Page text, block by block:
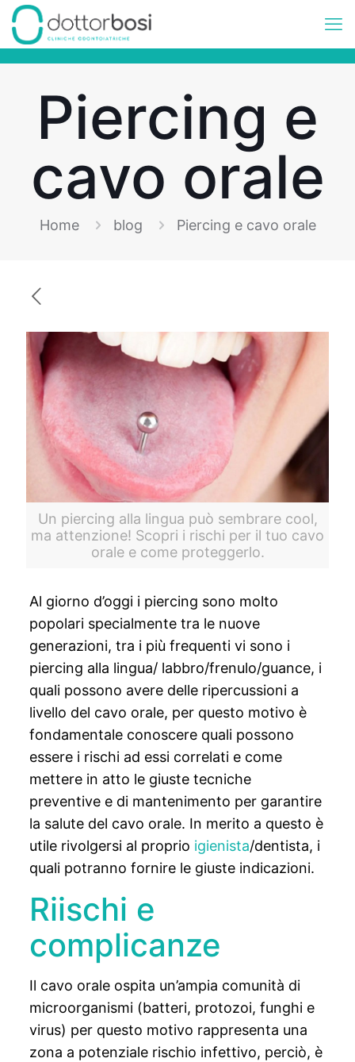
Piercing e
cavo orale
Home blog Piercing e cavo orale
Un piercing alla lingua può sembrare cool,
ma attenzione! Scopri i rischi per il tuo cavo
orale e come proteggerlo.
Al giorno d’oggi i piercing sono molto
popolari specialmente tra le nuove
generazioni, tra i più frequenti vi sono i
piercing alla lingua/ labbro/frenulo/guance, i
quali possono avere delle ripercussioni a
livello del cavo orale, per questo motivo è
fondamentale conoscere quali possono
essere i rischi ad essi correlati e come
mettere in atto le giuste tecniche
preventive e di mantenimento per garantire
la salute del cavo orale. In merito a questo è
utile rivolgersi al proprio igienista/dentista, i
quali potranno fornire le giuste indicazioni.
Riischi e
complicanze
Il cavo orale ospita un’ampia comunità di
microorganismi (batteri, protozoi, funghi e
virus) per questo motivo rappresenta una
zona a potenziale rischio infettivo, perciò, è